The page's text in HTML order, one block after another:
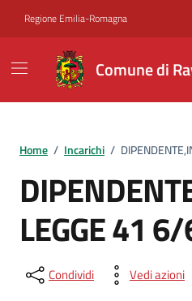
Regione Emilia-Romagna
Comune di
Home / Incarichi /
LEGGE 41
Condividi Vedi azioni